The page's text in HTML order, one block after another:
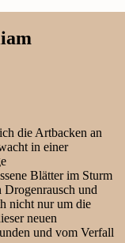
die Artbacken an
in einer
Blätter im Sturm
und
nicht nur um die
neuen
und vom Verfall